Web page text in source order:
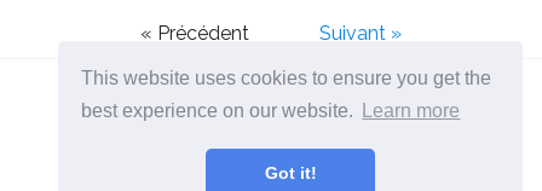
This website uses cookies to ensure you get the
best experience on our website.
Learn more
Got it!
« Précédent Suivant »
2026 ©Diffexpert
Toutes catégories